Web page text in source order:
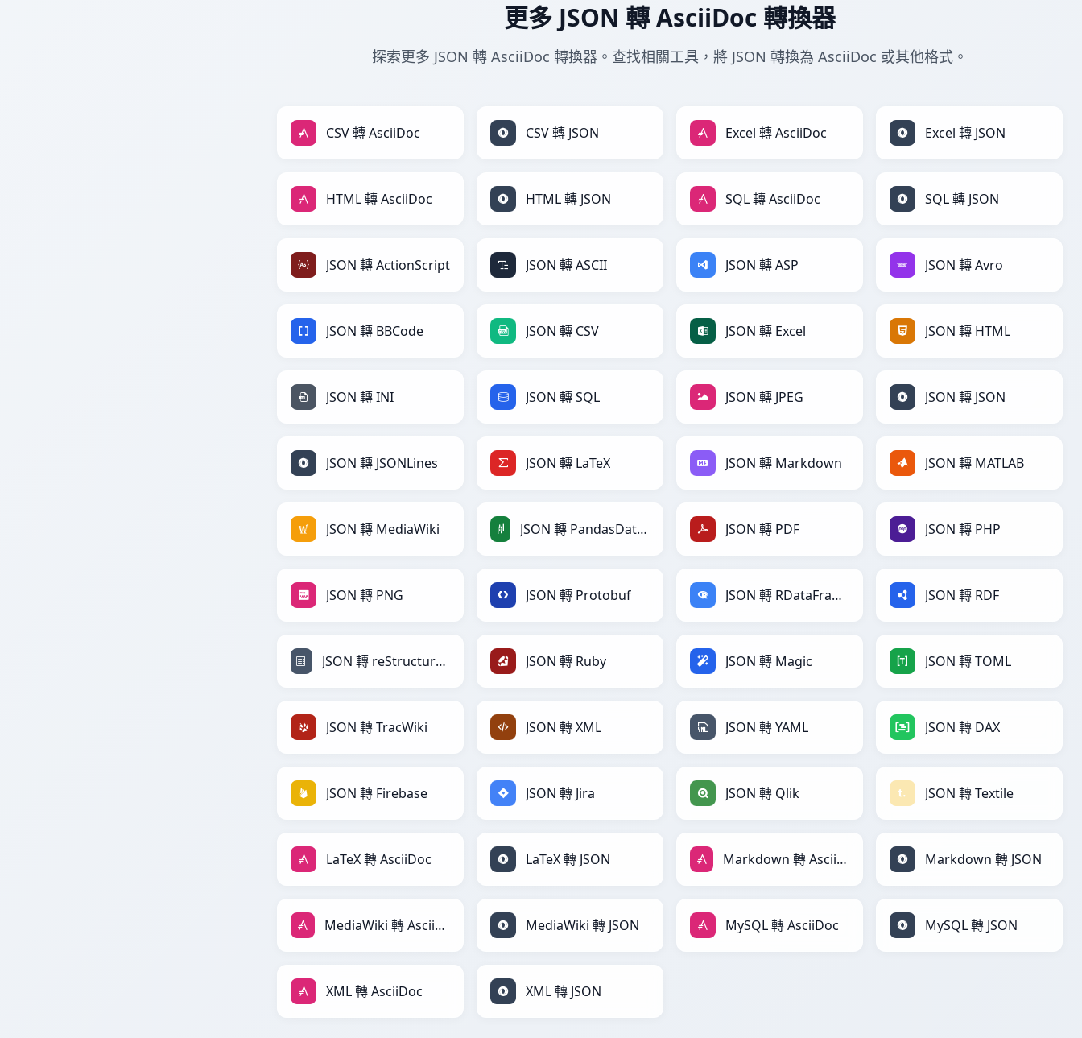
更多 JSON 轉 AsciiDoc 轉換器
探索更多 JSON 轉 AsciiDoc 轉換器。查找相關工具，將 JSON 轉換為 AsciiDoc 或其他格式。
CSV 轉 AsciiDoc CSV 轉 JSON Excel 轉 AsciiDoc Excel 轉 JSON
HTML 轉 AsciiDoc HTML 轉 JSON SQL 轉 AsciiDoc SQL 轉 JSON
JSON 轉 ActionScript JSON 轉 ASCII JSON 轉 ASP JSON 轉 Avro
JSON 轉 BBCode JSON 轉 CSV JSON 轉 Excel JSON 轉 HTML
JSON 轉 INI JSON 轉 SQL JSON 轉 JPEG JSON 轉 JSON
JSON 轉 JSONLines JSON 轉 LaTeX JSON 轉 Markdown JSON 轉 MATLAB
JSON 轉 MediaWiki JSON 轉 PandasDataFrame JSON 轉 PDF JSON 轉 PHP
JSON 轉 PNG JSON 轉 Protobuf JSON 轉 RDataFrame JSON 轉 RDF
JSON 轉 reStructuredText JSON 轉 Ruby JSON 轉 Magic JSON 轉 TOML
JSON 轉 TracWiki JSON 轉 XML JSON 轉 YAML JSON 轉 DAX
JSON 轉 Firebase JSON 轉 Jira JSON 轉 Qlik JSON 轉 Textile
LaTeX 轉 AsciiDoc LaTeX 轉 JSON Markdown 轉 AsciiDoc Markdown 轉 JSON
MediaWiki 轉 AsciiDoc MediaWiki 轉 JSON MySQL 轉 AsciiDoc MySQL 轉 JSON
XML 轉 AsciiDoc XML 轉 JSON